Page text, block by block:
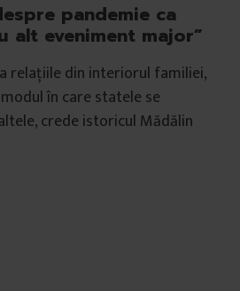
pandemie ca
alt eveniment major”
relațiile din interiorul familiei,
în care statele se
crede istoricul Mădălin